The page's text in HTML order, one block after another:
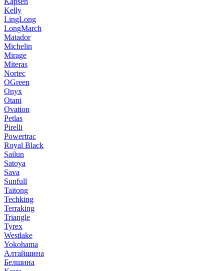
Kelly
LingLong
LongMarch
Matador
Michelin
Mirage
Miteras
Nortec
OGreen
Onyx
Otani
Ovation
Petlas
Pirelli
Powertrac
Royal Black
Sailun
Satoya
Sava
Sunfull
Taitong
Techking
Terraking
Triangle
Tyrex
Westlake
Yokohama
Алтайшина
Белшина